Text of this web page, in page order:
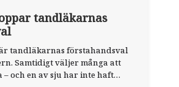
tandläkarnas
tandläkarnas förstahandsval
Samtidigt väljer många att
– och en av sju har inte haft